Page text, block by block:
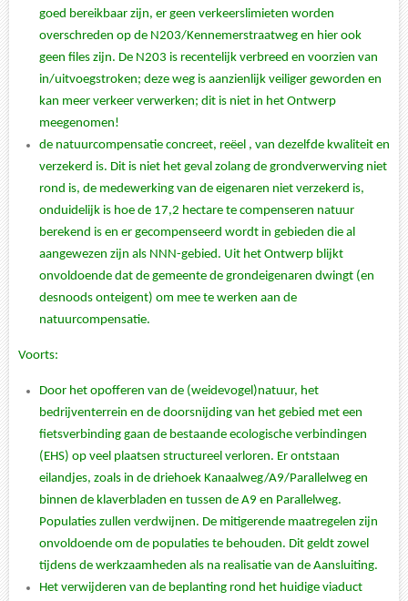
goed bereikbaar zijn, er geen verkeerslimieten worden
overschreden op de N203/Kennemerstraatweg en hier ook
geen files zijn. De N203 is recentelijk verbreed en voorzien van
in/uitvoegstroken; deze weg is aanzienlijk veiliger geworden en
kan meer verkeer verwerken; dit is niet in het Ontwerp
meegenomen!
de natuurcompensatie concreet, reëel , van dezelfde kwaliteit en
verzekerd is. Dit is niet het geval zolang de grondverwerving niet
rond is, de medewerking van de eigenaren niet verzekerd is,
onduidelijk is hoe de 17,2 hectare te compenseren natuur
berekend is en er gecompenseerd wordt in gebieden die al
aangewezen zijn als NNN-gebied. Uit het Ontwerp blijkt
onvoldoende dat de gemeente de grondeigenaren dwingt (en
desnoods onteigent) om mee te werken aan de
natuurcompensatie.
Voorts:
Door het opofferen van de (weidevogel)natuur, het
bedrijventerrein en de doorsnijding van het gebied met een
fietsverbinding gaan de bestaande ecologische verbindingen
(EHS) op veel plaatsen structureel verloren. Er ontstaan
eilandjes, zoals in de driehoek Kanaalweg/A9/Parallelweg en
binnen de klaverbladen en tussen de A9 en Parallelweg.
Populaties zullen verdwijnen. De mitigerende maatregelen zijn
onvoldoende om de populaties te behouden. Dit geldt zowel
tijdens de werkzaamheden als na realisatie van de Aansluiting.
Het verwijderen van de beplanting rond het huidige viaduct